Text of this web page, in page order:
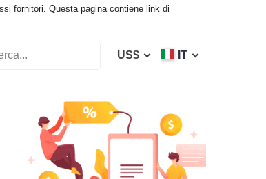
fornitori. Questa pagina contiene link di
US$ IT